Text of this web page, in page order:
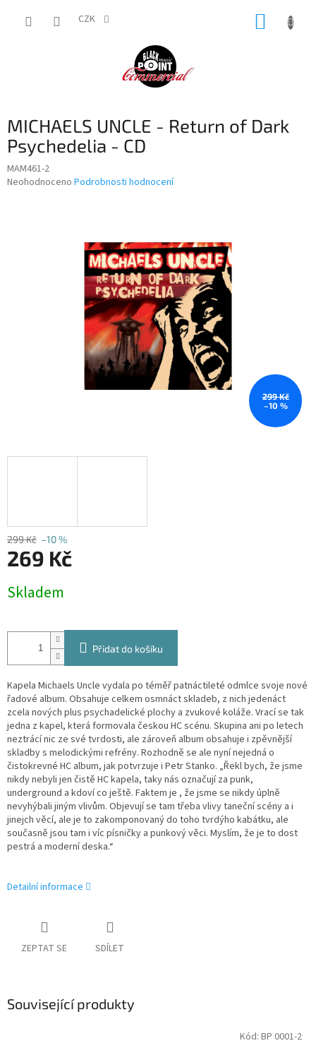
CZK
MICHAELS UNCLE - Return of Dark
Psychedelia - CD
MAM461-2
Průměrné
Neohodnoceno Podrobnosti hodnocení
299 Kč
–10 %
299 Kč –10 %
269 Kč
cena:
Skladem
Přidat do košíku
Kapela Michaels Uncle vydala po téměř patnáctileté odmlce svoje nové
řadové album. Obsahuje celkem osmnáct skladeb, z nich jedenáct
zcela nových plus psychadelické plochy a zvukové koláže. Vrací se tak
jedna z kapel, která formovala českou HC scénu. Skupina ani po letech
neztrácí nic ze své tvrdosti, ale zároveň album obsahuje i zpěvnější
skladby s melodickými refrény. Rozhodně se ale nyní nejedná o
čistokrevné HC album, jak potvrzuje i Petr Stanko. „Řekl bych, že jsme
nikdy nebyli jen čistě HC kapela, taky nás označují za punk,
underground a kdoví co ještě. Faktem je , že jsme se nikdy úplně
nevyhýbali jiným vlivům. Objevují se tam třeba vlivy taneční scény a i
jinejch věcí, ale je to zakomponovaný do toho tvrdýho kabátku, ale
současně jsou tam i víc písničky a punkový věci. Myslím, že je to dost
pestrá a moderní deska.“
Detailní informace
ZEPTAT SE SDÍLET
Související produkty
Kód: BP 0001-2